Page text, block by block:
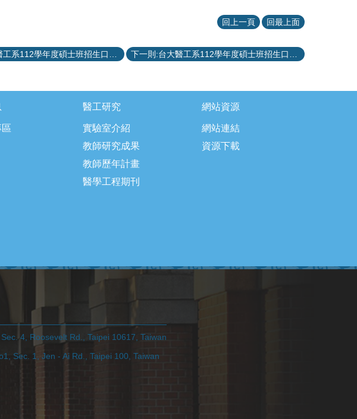
回上一頁 回最上面
醫工研究
實驗室介紹
教師研究成果
教師歷年計畫
醫學工程期刊
網站資源
網站連結
資源下載
4, Roosevelt Rd., Taipei 10617, Taiwan
1, Jen - Ai Rd., Taipei 100, Taiwan